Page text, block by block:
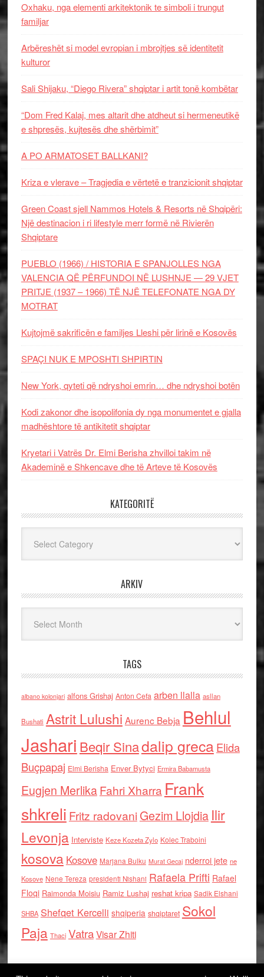
Oxhaku, nga elementi arkitektonik te simboli i trungut
familjar
Arbëreshët si model evropian i mbrojtjes së identitetit
kulturor
Sali Shijaku, “Diego Rivera” shqiptar i artit tonë kombëtar
“Dom Fred Kalaj, mes altarit dhe atdheut si hermeneutikë
e shpresës, kujtesës dhe shërbimit”
A PO ARMATOSET BALLKANI?
Kriza e vlerave – Tragjedia e vërtetë e tranzicionit shqiptar
Green Coast sjell Nammos Hotels & Resorts në Shqipëri:
Një destinacion i ri lifestyle merr formë në Rivierën
Shqiptare
PUEBLO (1966) / HISTORIA E SPANJOLLES NGA
VALENCIA QË PËRFUNDOI NË LUSHNJE — 29 VJET
PRITJE (1937 – 1966) TË NJË TELEFONATE NGA DY
MOTRAT
Kujtojmë sakrificën e familjes Lleshi për lirinë e Kosovës
SPAÇI NUK E MPOSHTI SHPIRTIN
New York, qyteti që ndryshoi emrin… dhe ndryshoi botën
Kodi zakonor dhe isopolifonia dy nga monumentet e gjalla
madhështore të antikitetit shqiptar
Kryetari i Vatrës Dr. Elmi Berisha zhvilloi takim në
Akademinë e Shkencave dhe të Arteve të Kosovës
KATEGORITË
ARKIV
TAGS
albano kolonjari alfons Grishaj Anton Cefa arben llalla asllan
Bushati Astrit Lulushi Aurenc Bebja Behlul
Jashari Beqir Sinadalip grecaElida
Buçpapaj Elmi Berisha Enver Bytyci Ermira Babamusta
Eugjen MerlikaFahri Xharra Frank
shkreli Fritz radovaniGezim Llojdia Ilir
Levonja Interviste Keze Kozeta Zylo Kolec Traboini
kosova Kosove Marjana Bulku Murat Gecaj nderroi jete ne
Kosove Nene Tereza presidenti Nishani Rafaela Prifti Rafael
Floqi Raimonda Moisiu Ramiz Lushaj reshat kripa Sadik Elshani
SHBA Shefqet Kercelli shqiperia shqiptaret Sokol
Paja Thaci VatraVisar Zhiti